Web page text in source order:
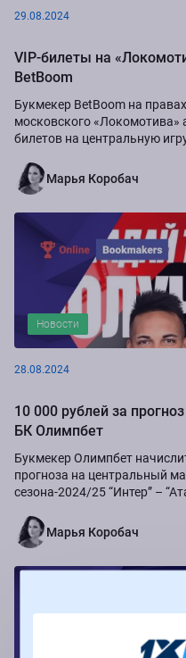
29.08.2024
VIP-билеты на
BetBoom
Букмекер BetBoom на
московского
билетов на центральную
Марья Коробач
Новости
28.08.2024
10 000 рублей за
БК Олимпбет
Букмекер Олимпбет
прогноза на центральный
сезона-2024/25 “Интер” –
Марья Коробач